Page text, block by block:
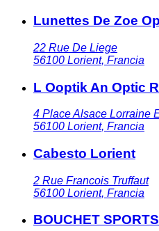
Lunettes De Zoe
22 Rue De Liege
56100 Lorient, Francia
L Ooptik An Optic
4 Place Alsace Lorraine
56100 Lorient, Francia
Cabesto Lorient
2 Rue Francois Truffaut
56100 Lorient, Francia
BOUCHET SPORTS